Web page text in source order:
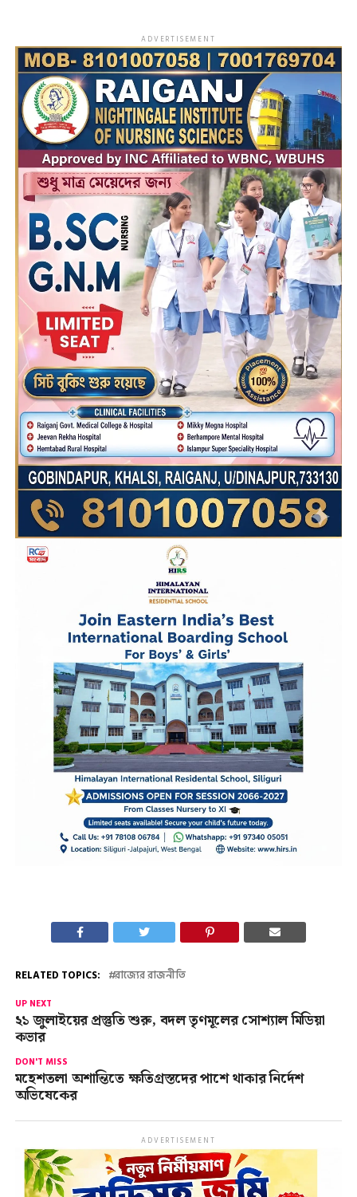
ADVERTISEMENT
RELATED TOPICS: রাজ্যের রাজনীতি
UP NEXT
২১ জুলাইয়ের প্রস্তুতি শুরু, বদল তৃণমূলের সোশ্যাল মিডিয়া
কভার
DON'T MISS
মহেশতলা অশান্তিতে ক্ষতিগ্রস্তদের পাশে থাকার নির্দেশ
অভিষেকের
ADVERTISEMENT